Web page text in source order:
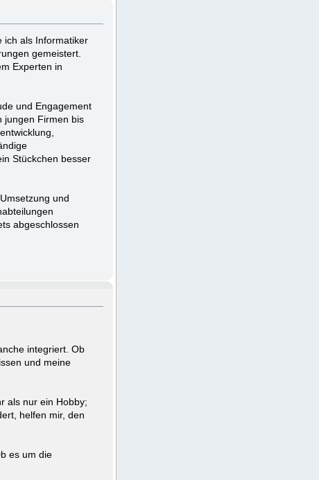
ich als Informatiker
gemeistert.
Experten in
und Engagement
jungen Firmen bis
Stückchen besser
und
abgeschlossen
integriert. Ob
und meine
als nur ein Hobby;
helfen mir, den
es um die